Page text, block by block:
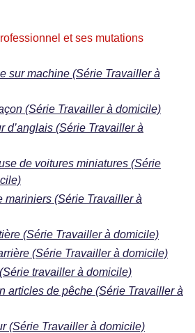
et ses mutations
sur machine (Série Travailler à
(Série Travailler à domicile)
d’anglais (Série Travailler à
de voitures miniatures (Série
mariniers (Série Travailler à
(Série Travailler à domicile)
(Série Travailler à domicile)
travailler à domicile)
articles de pêche (Série Travailler à
(Série Travailler à domicile)